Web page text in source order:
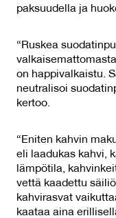
paksuudella ja
“Ruskea
on happivalkaistu.
neutralisoi
kertoo.
“Eniten kahvin
eli laadukas kahvi,
lämpötila,
vettä kaadettu
kahvirasvat
kaataa aina